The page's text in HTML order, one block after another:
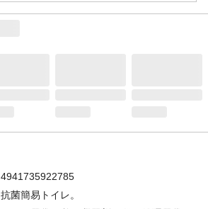
4941735922785
抗菌簡易トイレ。